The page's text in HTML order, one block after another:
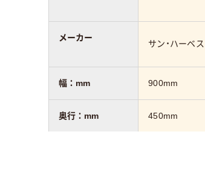
サン・ハーベ
900mm
450mm
メーカー
幅：mm
奥行：mm